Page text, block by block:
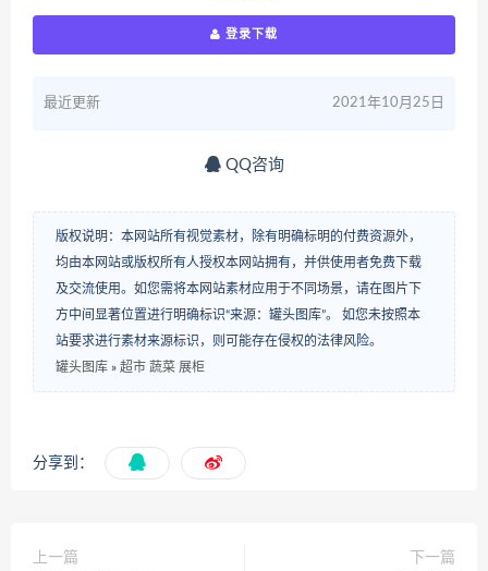
登录下载
最近更新 2021年10月25日
QQ咨询
版权说明：本网站所有视觉素材，除有明确标明的付费资源外，
均由本网站或版权所有人授权本网站拥有，并供使用者免费下载
及交流使用。如您需将本网站素材应用于不同场景，请在图片下
方中间显著位置进行明确标识“来源：罐头图库”。 如您未按照本
站要求进行素材来源标识，则可能存在侵权的法律风险。
罐头图库 » 超市 蔬菜 展柜
分享到：
上一篇
下一篇